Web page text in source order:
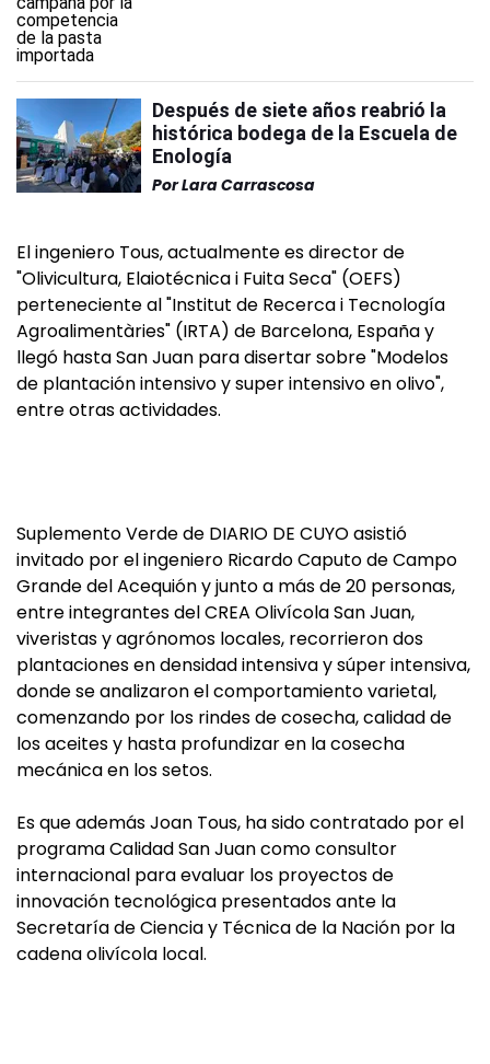
Después de siete años reabrió la
histórica bodega de la Escuela de
Enología
PorLara Carrascosa
El ingeniero Tous, actualmente es director de
"Olivicultura, Elaiotécnica i Fuita Seca" (OEFS)
perteneciente al "Institut de Recerca i Tecnología
Agroalimentàries" (IRTA) de Barcelona, España y
llegó hasta San Juan para disertar sobre "Modelos
de plantación intensivo y super intensivo en olivo",
entre otras actividades.
Suplemento Verde de DIARIO DE CUYO asistió
invitado por el ingeniero Ricardo Caputo de Campo
Grande del Acequión y junto a más de 20 personas,
entre integrantes del CREA Olivícola San Juan,
viveristas y agrónomos locales, recorrieron dos
plantaciones en densidad intensiva y súper intensiva,
donde se analizaron el comportamiento varietal,
comenzando por los rindes de cosecha, calidad de
los aceites y hasta profundizar en la cosecha
mecánica en los setos.
Es que además Joan Tous, ha sido contratado por el
programa Calidad San Juan como consultor
internacional para evaluar los proyectos de
innovación tecnológica presentados ante la
Secretaría de Ciencia y Técnica de la Nación por la
cadena olivícola local.